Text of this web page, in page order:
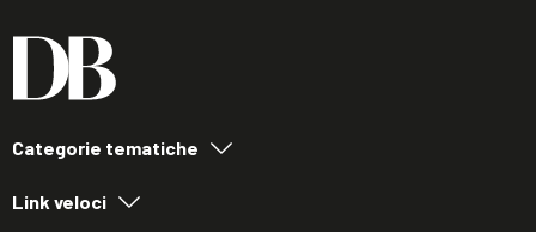
Categorie tematiche
Link veloci